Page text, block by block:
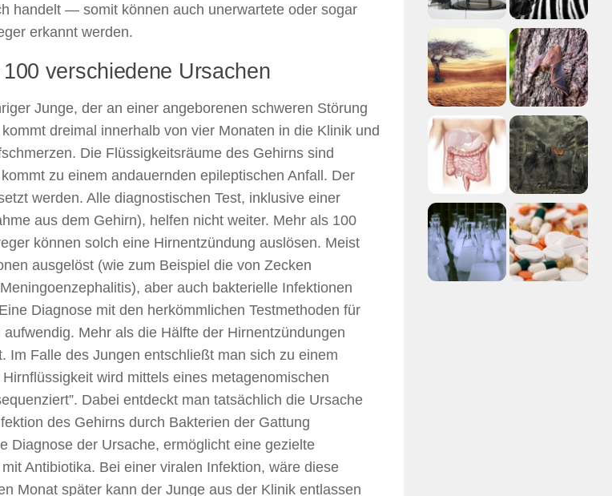
handelt — somit können auch unerwartete oder sogar
erkannt werden.
verschiedene Ursachen
Junge, der an einer angeborenen schweren Störung
dreimal innerhalb von vier Monaten in die Klinik und
Die Flüssigkeitsräume des Gehirns sind
zu einem andauernden epileptischen Anfall. Der
werden. Alle diagnostischen Test, inklusive einer
aus dem Gehirn), helfen nicht weiter. Mehr als 100
können solch eine Hirnentzündung auslösen. Meist
ausgelöst (wie zum Beispiel die von Zecken
aber auch bakterielle Infektionen
Diagnose mit den herkömmlichen Testmethoden für
Mehr als die Hälfte der Hirnentzündungen
Im Falle des Jungen entschließt man sich zu einem
wird mittels eines metagenomischen
Dabei entdeckt man tatsächlich die Ursache
des Gehirns durch Bakterien der Gattung
Diagnose der Ursache, ermöglicht eine gezielte
Antibiotika. Bei einer viralen Infektion, wäre diese
Monat später kann der Junge aus der Klinik entlassen